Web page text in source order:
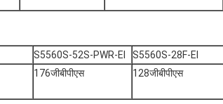
S5560S-52S-PWR-EI S5560S-28F-EI
176जीबीपीएस 128जीबीपीएस